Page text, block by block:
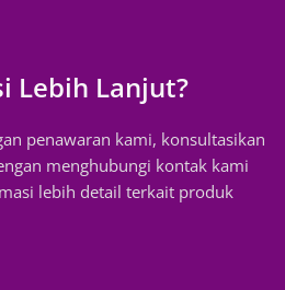
Lebih Lanjut?
penawaran kami, konsultasikan
menghubungi kontak kami
lebih detail terkait produk